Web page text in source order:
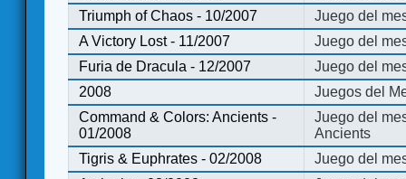
Triumph of Chaos - 10/2007
Juego del
A Victory Lost - 11/2007
Juego del
Furia de Dracula - 12/2007
Juego del
2008
Juegos del
Command & Colors: Ancients -
01/2008
Juego del
Ancients
Tigris & Euphrates - 02/2008
Juego del